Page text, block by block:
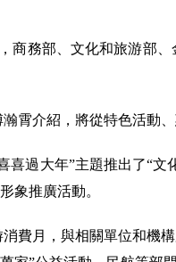
商務部、文化和旅游部
霄介紹，將從特色活動
過大年”主題推出了“文
象推廣活動。
費月，與相關單位和機